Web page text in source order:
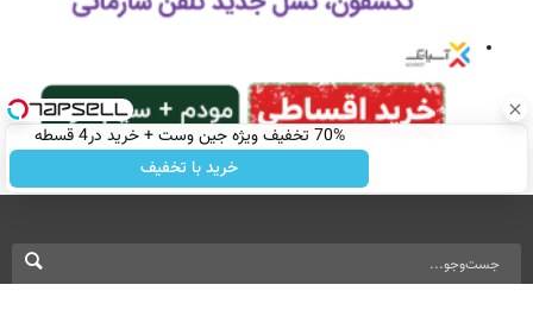
70% تخفیف ویژه جین وست + خرید در4 قسطه
خرید با تخفیف